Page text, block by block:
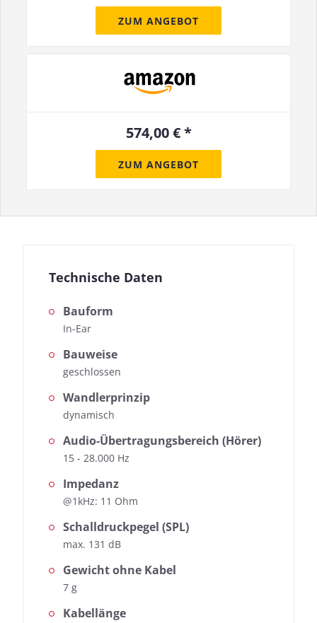
ZUM ANGEBOT
574,00 € *
ZUM ANGEBOT
Technische Daten
Bauform
In-Ear
Bauweise
geschlossen
Wandlerprinzip
dynamisch
Audio-Übertragungsbereich (Hörer)
15 - 28.000 Hz
Impedanz
@1kHz: 11 Ohm
Schalldruckpegel (SPL)
max. 131 dB
Gewicht ohne Kabel
7 g
Kabellänge